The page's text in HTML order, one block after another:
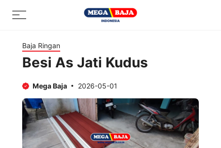
Menu
Baja Ringan
Besi As Jati Kudus
Mega Baja 2026-05-01